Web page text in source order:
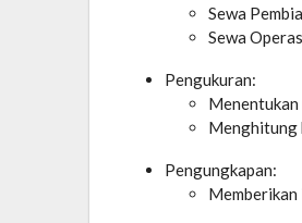
Sewa
Sewa
Pengukuran:
Menentukan
Menghitung
Pengungkapan: